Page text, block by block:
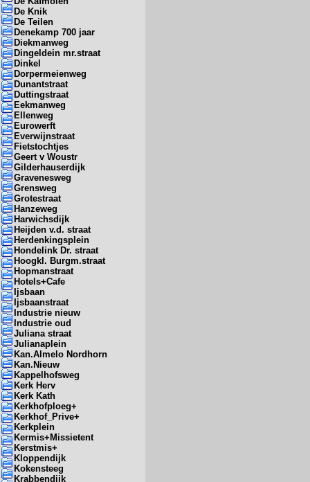
De Knik
De Teilen
Denekamp 700 jaar
Diekmanweg
Dingeldein mr.straat
Dinkel
Dorpermeienweg
Dunantstraat
Duttingstraat
Eekmanweg
Ellenweg
Eurowerft
Everwijnstraat
Fietstochtjes
Geert v Woustr
Gilderhauserdijk
Gravenesweg
Grensweg
Grotestraat
Hanzeweg
Harwichsdijk
Heijden v.d. straat
Herdenkingsplein
Hondelink Dr. straat
Hoogkl. Burgm.straat
Hopmanstraat
Hotels+Cafe
Ijsbaan
Ijsbaanstraat
Industrie nieuw
Industrie oud
Juliana straat
Julianaplein
Kan.Almelo Nordhorn
Kan.Nieuw
Kappelhofsweg
Kerk Herv
Kerk Kath
Kerkhofploeg+
Kerkhof_Prive+
Kerkplein
Kermis+Missietent
Kerstmis+
Kloppendijk
Kokensteeg
Krabbendijk